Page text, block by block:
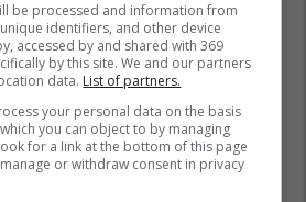
be processed and information from
identifiers, and other device
accessed by and shared with 369
by this site. We and our partners
data. List of partners.
your personal data on the basis
you can object to by managing
for a link at the bottom of this page
or withdraw consent in privacy